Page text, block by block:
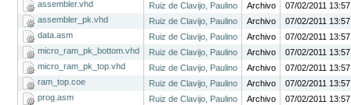
assembler.vhd
Ruiz de Clavijo, Paulino Archivo
07/02/2011 13:57
assembler_pk.vhd
Ruiz de Clavijo, Paulino Archivo
07/02/2011 13:57
data.asm
Ruiz de Clavijo, Paulino Archivo
07/02/2011 13:57
micro_ram_pk_bottom.vhd
Ruiz de Clavijo, Paulino Archivo
07/02/2011 13:57
micro_ram_pk_top.vhd
Ruiz de Clavijo, Paulino Archivo
07/02/2011 13:57
ram_top.coe
Ruiz de Clavijo, Paulino Archivo
07/02/2011 13:57
prog.asm
Ruiz de Clavijo, Paulino Archivo 07/02/2011 13:57